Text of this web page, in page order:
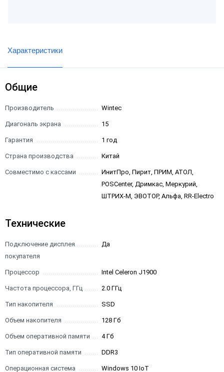
Характеристики
Общие
Производитель Wintec
Диагональ экрана 15
Гарантия 1 год
Страна производства Китай
Совместимо с кассами
ИнитПро, Пирит, ПРИМ, АТОЛ,
POSCenter, Дримкас, Меркурий,
ШТРИХ-М, ЭВОТОР, Альфа, RR-Electro
Технические
Подключение дисплея
покупателя
Да
Процессор Intel Celeron J1900
Частота процессора, ГГц 2.0 ГГц
Тип накопителя SSD
Объем накопителя 128 Гб
Объем оперативной памяти 4 Гб
Тип оперативной памяти DDR3
Операционная система Windows 10 IoT